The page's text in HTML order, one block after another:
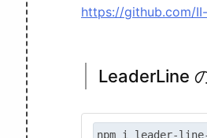
https://github.com/
LeaderLine
npm i leader-line-